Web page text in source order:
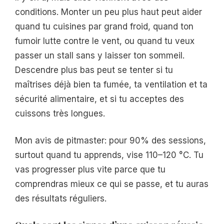
conditions. Monter un peu plus haut peut aider
quand tu cuisines par grand froid, quand ton
fumoir lutte contre le vent, ou quand tu veux
passer un stall sans y laisser ton sommeil.
Descendre plus bas peut se tenter si tu
maîtrises déjà bien ta fumée, ta ventilation et ta
sécurité alimentaire, et si tu acceptes des
cuissons très longues.
Mon avis de pitmaster: pour 90% des sessions,
surtout quand tu apprends, vise 110–120 °C. Tu
vas progresser plus vite parce que tu
comprendras mieux ce qui se passe, et tu auras
des résultats réguliers.